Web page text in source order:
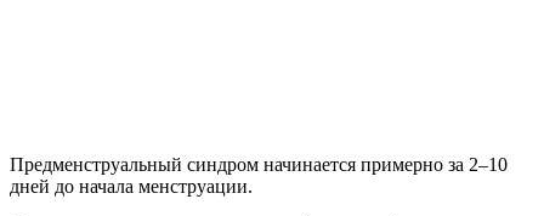
Предменструальный синдром начинается примерно за 2–10
дней до начала менструации.